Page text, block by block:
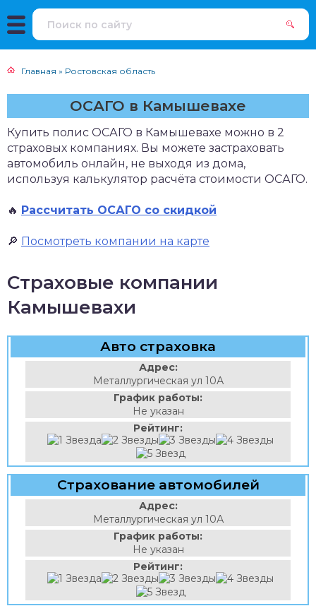
Главная » Ростовская область
ОСАГО в Камышевахе
Купить полис ОСАГО в Камышевахе можно в 2
страховых компаниях. Вы можете застраховать
автомобиль онлайн, не выходя из дома,
используя калькулятор расчёта стоимости ОСАГО.
🔥 Рассчитать ОСАГО со скидкой
🔎 Посмотреть компании на карте
Страховые компании
Камышевахи
Авто страховка
Адрес:
Металлургическая ул 10А
График работы:
Не указан
Рейтинг:
Страхование автомобилей
Адрес:
Металлургическая ул 10А
График работы:
Не указан
Рейтинг: